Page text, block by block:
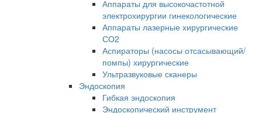
Аппараты для высокочастотной
электрохирургии гинекологические
Аппараты лазерные хирургические
СО2
Аспираторы (насосы отсасывающий/
помпы) хирургические
Ультразвуковые сканеры
Эндоскопия
Гибкая эндоскопия
Эндоскопический инструмент